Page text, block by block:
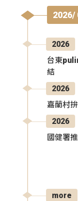
2026/
2026
台東
結
2026
嘉蘭村
2026
國健署
more